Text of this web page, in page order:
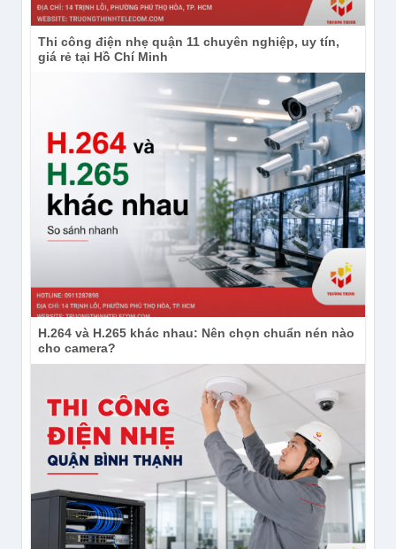
Thi công điện nhẹ quận 11 chuyên nghiệp, uy tín,
giá rẻ tại Hồ Chí Minh
H.264 và H.265 khác nhau: Nên chọn chuẩn nén nào
cho camera?